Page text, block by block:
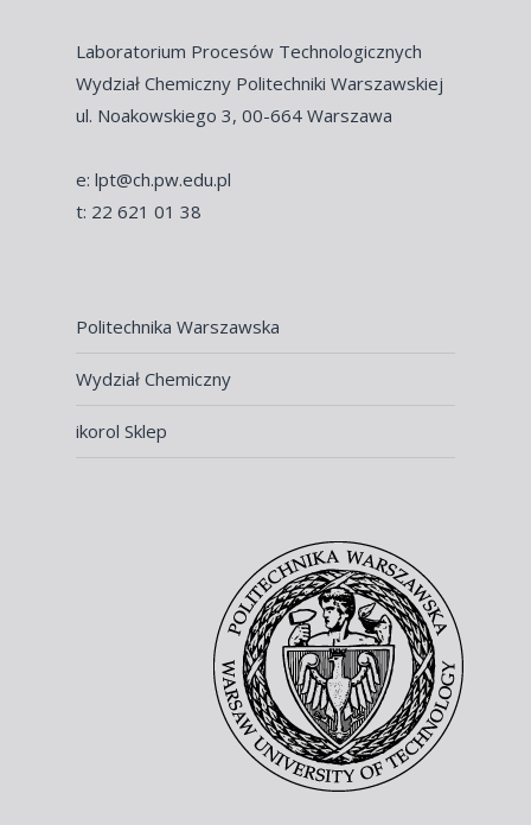
Laboratorium Procesów Technologicznych
Wydział Chemiczny Politechniki Warszawskiej
ul. Noakowskiego 3, 00-664 Warszawa
e: lpt@ch.pw.edu.pl
t: 22 621 01 38
Politechnika Warszawska
Wydział Chemiczny
ikorol Sklep